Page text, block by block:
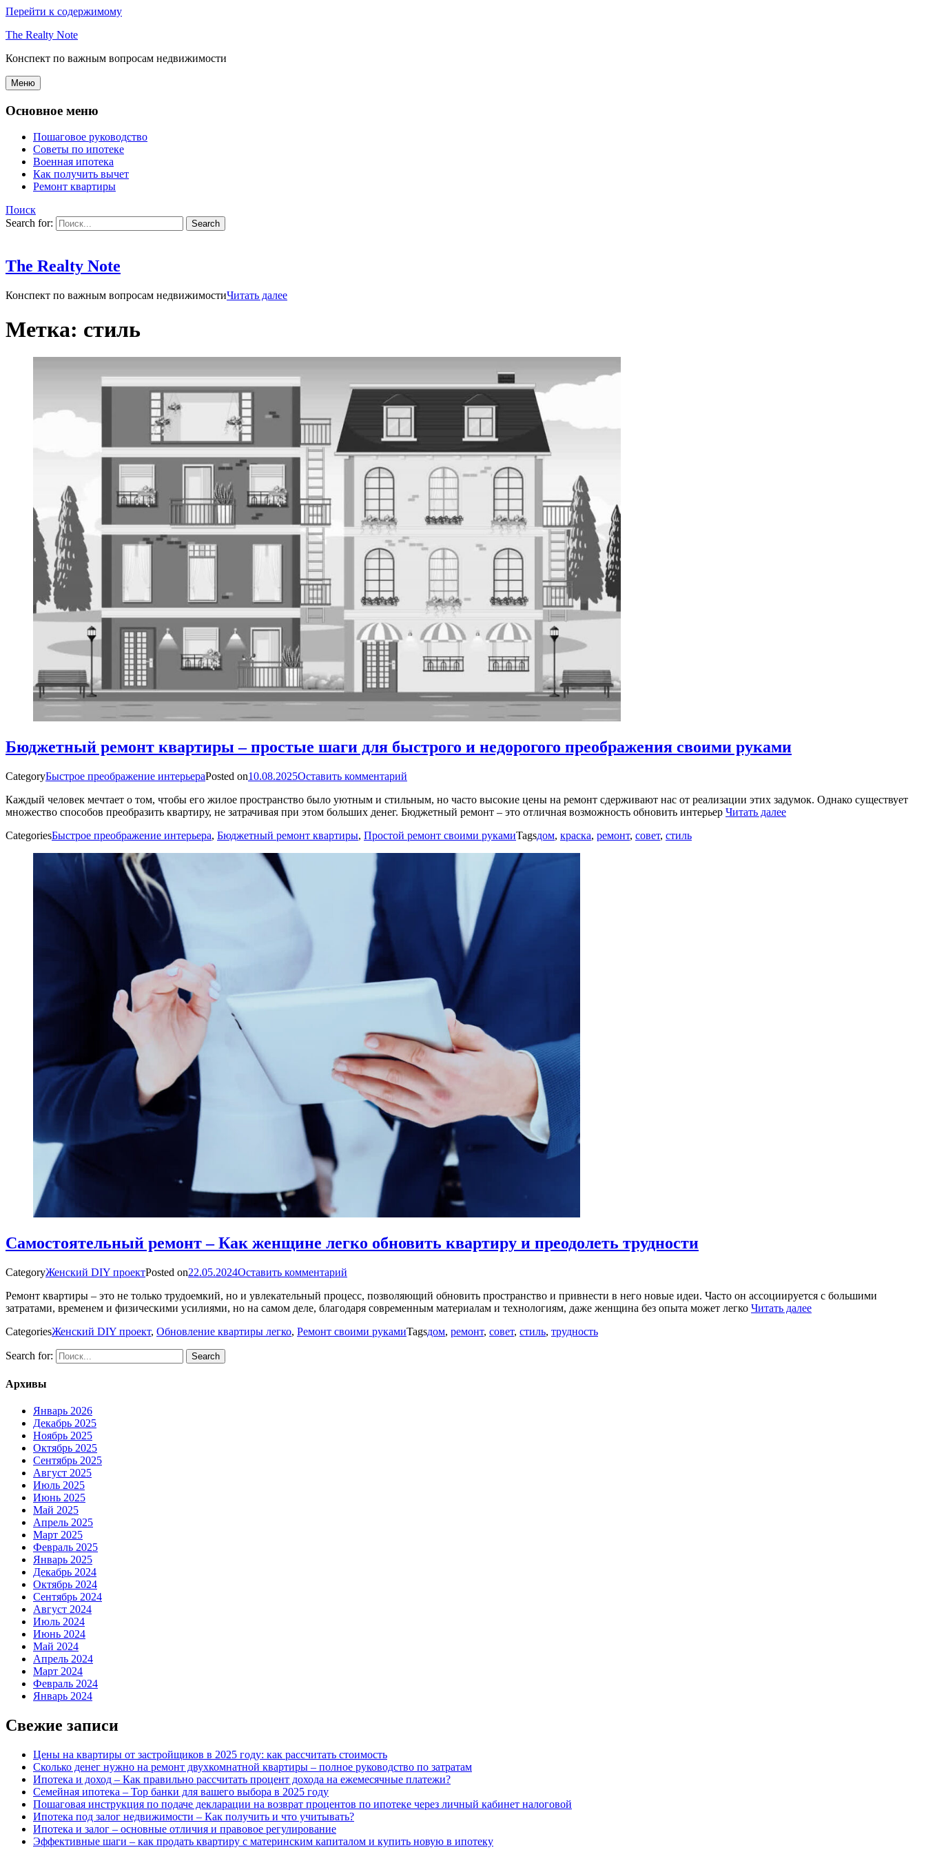
Перейти к содержимому
The Realty Note
Конспект по важным вопросам недвижимости
Меню
Основное меню
Пошаговое руководство
Советы по ипотеке
Военная ипотека
Как получить вычет
Ремонт квартиры
Поиск
Search for:
The Realty Note
Конспект по важным вопросам недвижимостиЧитать далее
Метка: стиль
Бюджетный ремонт квартиры – простые шаги для быстрого и недорогого преображения своими руками
CategoryБыстрое преображение интерьераPosted on10.08.2025Оставить комментарий
Каждый человек мечтает о том, чтобы его жилое пространство было уютным и стильным, но часто высокие цены на ремонт сдерживают нас от реализации этих задумок. Однако существует
множество способов преобразить квартиру, не затрачивая при этом больших денег. Бюджетный ремонт – это отличная возможность обновить интерьер Читать далее
CategoriesБыстрое преображение интерьера, Бюджетный ремонт квартиры, Простой ремонт своими рукамиTagsдом, краска, ремонт, совет, стиль
Самостоятельный ремонт – Как женщине легко обновить квартиру и преодолеть трудности
CategoryЖенский DIY проектPosted on22.05.2024Оставить комментарий
Ремонт квартиры – это не только трудоемкий, но и увлекательный процесс, позволяющий обновить пространство и привнести в него новые идеи. Часто он ассоциируется с большими
затратами, временем и физическими усилиями, но на самом деле, благодаря современным материалам и технологиям, даже женщина без опыта может легко Читать далее
CategoriesЖенский DIY проект, Обновление квартиры легко, Ремонт своими рукамиTagsдом, ремонт, совет, стиль, трудность
Search for:
Архивы
Январь 2026
Декабрь 2025
Ноябрь 2025
Октябрь 2025
Сентябрь 2025
Август 2025
Июль 2025
Июнь 2025
Май 2025
Апрель 2025
Март 2025
Февраль 2025
Январь 2025
Декабрь 2024
Октябрь 2024
Сентябрь 2024
Август 2024
Июль 2024
Июнь 2024
Май 2024
Апрель 2024
Март 2024
Февраль 2024
Январь 2024
Свежие записи
Цены на квартиры от застройщиков в 2025 году: как рассчитать стоимость
Сколько денег нужно на ремонт двухкомнатной квартиры – полное руководство по затратам
Ипотека и доход – Как правильно рассчитать процент дохода на ежемесячные платежи?
Семейная ипотека – Top банки для вашего выбора в 2025 году
Пошаговая инструкция по подаче декларации на возврат процентов по ипотеке через личный кабинет налоговой
Ипотека под залог недвижимости – Как получить и что учитывать?
Ипотека и залог – основные отличия и правовое регулирование
Эффективные шаги – как продать квартиру с материнским капиталом и купить новую в ипотеку